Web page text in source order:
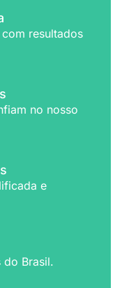
resultados
no nosso
e
do Brasil.